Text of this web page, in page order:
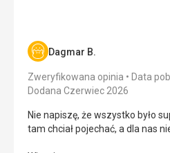
Zakwaterowanie
Okolica
Cena
Dagmar B.
Zweryfikowana opinia
Data
Dodana Czerwiec 2026
Nie napiszę, że wszystko było
tam chciał pojechać, a dla nas